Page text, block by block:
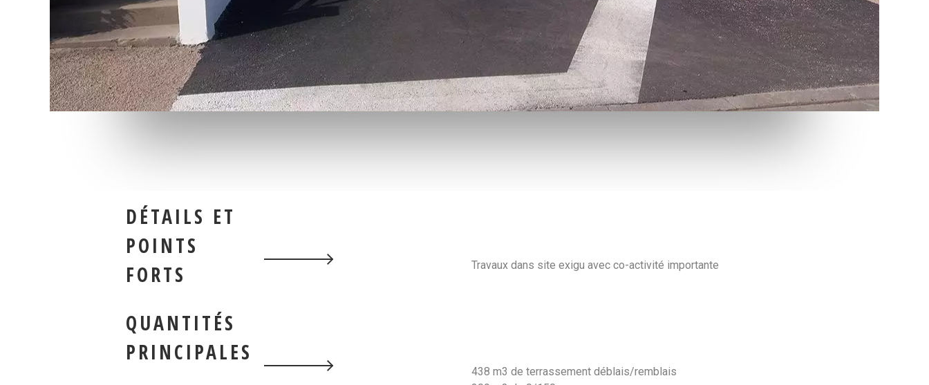
DÉTAILS ET
POINTS
FORTS
Travaux dans site exigu avec co-activité importante
QUANTITÉS
PRINCIPALES
438 m3 de terrassement déblais/remblais